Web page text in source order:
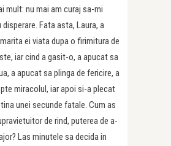
mult: nu mai am curaj sa-mi
Fata asta, Laura, a
ei viata dupa o firimitura de
iar cind a gasit-o, a apucat sa
a apucat sa plinga de fericire, a
miracolul, iar apoi si-a plecat
unei secunde fatale. Cum as
de rind, puterea de a-
Las minutele sa decida in